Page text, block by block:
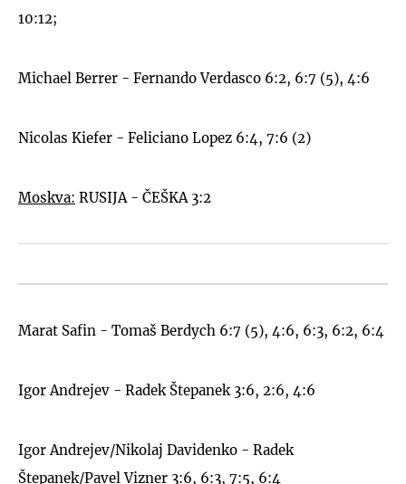
10:12;
Michael Berrer - Fernando Verdasco 6:2, 6:7 (5), 4:6
Nicolas Kiefer - Feliciano Lopez 6:4, 7:6 (2)
Moskva: RUSIJA - ČEŠKA 3:2
Marat Safin - Tomaš Berdych 6:7 (5), 4:6, 6:3, 6:2, 6:4
Igor Andrejev - Radek Štepanek 3:6, 2:6, 4:6
Igor Andrejev/Nikolaj Davidenko - Radek
Štepanek/Pavel Vizner 3:6, 6:3, 7:5, 6:4